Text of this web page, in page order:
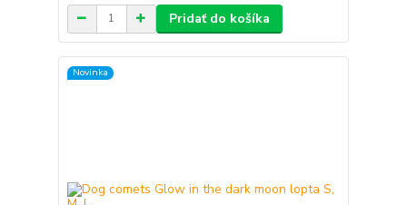
Pridať do košíka
Novinka